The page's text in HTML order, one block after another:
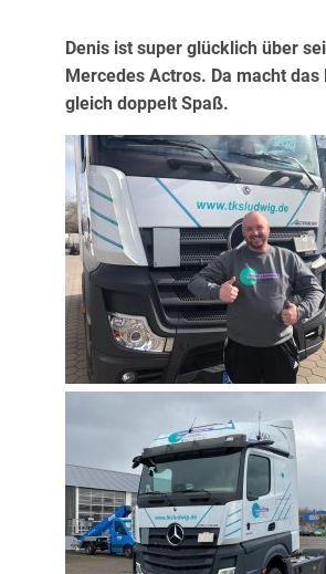
Denis ist super glücklich über
Mercedes Actros. Da macht das
gleich doppelt Spaß.